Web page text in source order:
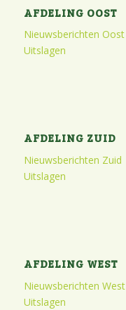
AFDELING OOST
Nieuwsberichten Oost
Uitslagen
AFDELING ZUID
Nieuwsberichten Zuid
Uitslagen
AFDELING WEST
Nieuwsberichten West
Uitslagen